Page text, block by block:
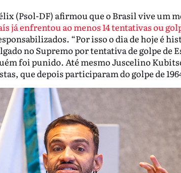
(Psol-DF) afirmou que o Brasil vive um
já enfrentou ao menos 14 tentativas ou
“Por isso o dia de hoje é
no Supremo por tentativa de golpe de
foi punido. Até mesmo Juscelino
que depois participaram do golpe de